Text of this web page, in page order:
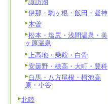
諏訪湖
伊那・駒ヶ根・飯田・昼神
木曽
松本・塩尻・浅間温泉・美
ヶ原温泉
上高地・乗鞍・白骨
安曇野・穂高・大町・豊科
白馬・八方尾根・栂池高
原・小谷
北陸